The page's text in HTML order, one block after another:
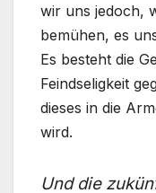
wir uns jedoch,
bemühen, es
Es besteht die
Feindseligkeit
dieses in die
wird.
Und die